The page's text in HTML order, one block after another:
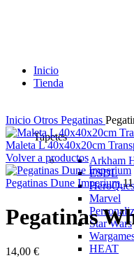
Inicio
Tienda
Tapetes
Arkham
ESDL
Marvel
Star Wars
HEAT
Inicio Otros Pegatinas
Maleta L 40x40x20cm
Volver a productos
Pegatinas Dune Imperium
Pegatinas
14,00 €